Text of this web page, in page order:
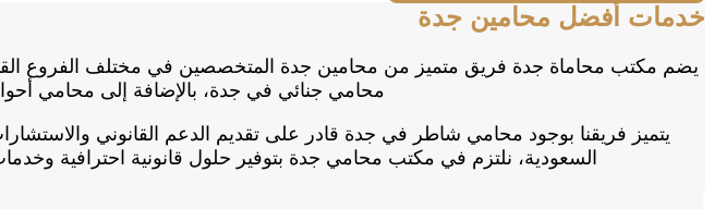
خدمات أفضل محامين جدة
يضم مكتب محاماة جدة فريق متميز من محامين جدة المتخصصين في مختلف الفروع
محامي جنائي في جدة، بالإضافة إلى محامي
يتميز فريقنا بوجود محامي شاطر في جدة قادر على تقديم الدعم القانوني
السعودية، نلتزم في مكتب محامي جدة بتوفير حلول قانونية احترافية